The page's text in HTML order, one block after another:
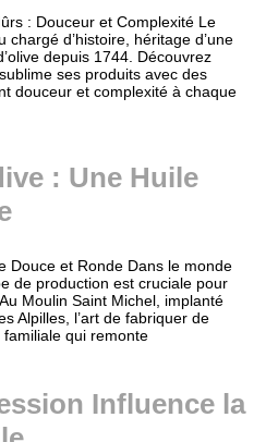
: Douceur et Complexité Le
d’histoire, héritage d’une
depuis 1744. Découvrez
ses produits avec des
douceur et complexité à chaque
: Une Huile
Douce et Ronde Dans le monde
de production est cruciale pour
Moulin Saint Michel, implanté
Alpilles, l’art de fabriquer de
familiale qui remonte
Influence la